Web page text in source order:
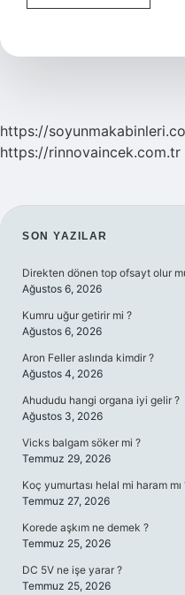
Nerenin
https://
https://rinnovaincek.com.tr
SIDEBAR
SON YAZILAR
Direkten dönen top ofsayt olur
Ağustos 6, 2026
Kumru uğur getirir mi ?
Ağustos 6, 2026
Aron Feller aslında kimdir ?
Ağustos 4, 2026
Ahududu hangi organa iyi gelir ?
Ağustos 3, 2026
Vicks balgam söker mi ?
Temmuz 29, 2026
Koç yumurtası helal mi haram mı
Temmuz 27, 2026
Korede aşkım ne demek ?
Temmuz 25, 2026
DC 5V ne işe yarar ?
Temmuz 25, 2026